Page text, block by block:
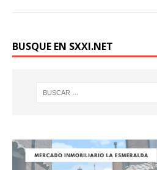
BUSQUE EN SXXI.NET
Introduce la cantidad (USD):